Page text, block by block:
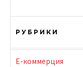
РУБРИКИ
E-коммерция